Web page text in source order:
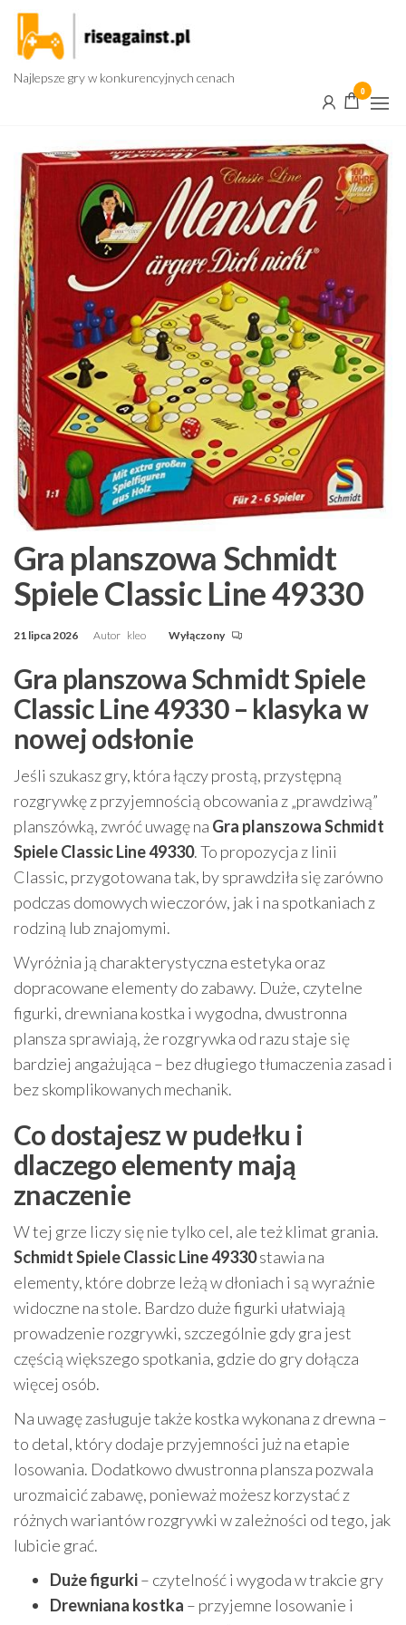
Przejdź
treści
Najlepsze gry w konkurencyjnych cenach
0
Gra planszowa Schmidt
Spiele Classic Line 49330
21 lipca 2026 Autor kleo Wyłączony
Gra planszowa Schmidt Spiele
Classic Line 49330 – klasyka w
nowej odsłonie
Jeśli szukasz gry, która łączy prostą, przystępną
rozgrywkę z przyjemnością obcowania z „prawdziwą”
planszówką, zwróć uwagę na Gra planszowa Schmidt
Spiele Classic Line 49330. To propozycja z linii
Classic, przygotowana tak, by sprawdziła się zarówno
podczas domowych wieczorów, jak i na spotkaniach z
rodziną lub znajomymi.
Wyróżnia ją charakterystyczna estetyka oraz
dopracowane elementy do zabawy. Duże, czytelne
figurki, drewniana kostka i wygodna, dwustronna
plansza sprawiają, że rozgrywka od razu staje się
bardziej angażująca – bez długiego tłumaczenia zasad i
bez skomplikowanych mechanik.
Co dostajesz w pudełku i
dlaczego elementy mają
znaczenie
W tej grze liczy się nie tylko cel, ale też klimat grania.
Schmidt Spiele Classic Line 49330stawia na
elementy, które dobrze leżą w dłoniach i są wyraźnie
widoczne na stole. Bardzo duże figurki ułatwiają
prowadzenie rozgrywki, szczególnie gdy gra jest
częścią większego spotkania, gdzie do gry dołącza
więcej osób.
Na uwagę zasługuje także kostka wykonana z drewna –
to detal, który dodaje przyjemności już na etapie
losowania. Dodatkowo dwustronna plansza pozwala
urozmaicić zabawę, ponieważ możesz korzystać z
różnych wariantów rozgrywki w zależności od tego, jak
lubicie grać.
Duże figurki– czytelność i wygoda w trakcie gry
Drewniana kostka – przyjemne losowanie i